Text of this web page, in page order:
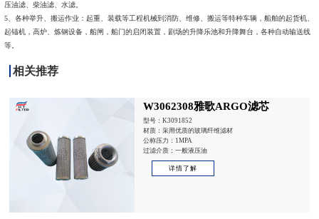
压油滤、柴油滤、水滤。
5、各种举升、搬运作业：起重、装载等工程机械到消防、维修、搬运等特种车辆，船舶的起货机、
起锚机，高炉、炼钢设备，船闸，船门的启闭装置，剧场的升降乐池和升降舞台，各种自动输送线
等。
相关推荐
W3062308雅歌ARGO滤芯
型号：K3091852
材质：采用优质的玻璃纤维滤材
公称压力：1MPA
过滤介质：一般液压油
详情了解